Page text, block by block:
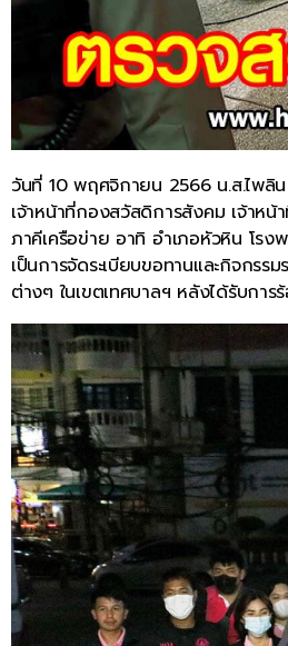
วันที่ 10 พฤศจิกายน 2566 น.ส.ไพลิ
เจ้าหน้าที่กองสวัสดิการสังคม เจ้าห
ภาคีเครือข่าย อาทิ อำเภอหัวหิน โร
เป็นการจัดระเบียบขอทานและกิจกร
ต่างๆ ในเขตเทศบาลฯ หลังได้รับกา